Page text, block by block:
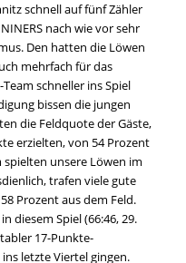
schnell auf fünf Zähler
nach wie vor sehr
Den hatten die Löwen
mehrfach für das
schneller ins Spiel
bissen die jungen
die Feldquote der Gäste,
erzielten, von 54 Prozent
unsere Löwen im
trafen viele gute
Prozent aus dem Feld.
diesem Spiel (66:46, 29.
17-Punkte-
letzte Viertel gingen.